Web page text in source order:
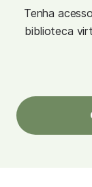
Tenha
biblioteca